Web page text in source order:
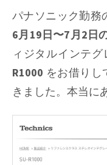
補
正
テ
ス
パナソニック勤務
6月19日〜7月2日
ィジタルインテ
R1000 をお借り
きました。本当に